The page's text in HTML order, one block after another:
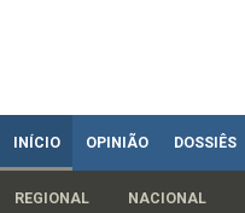
INÍCIO OPINIÃO DOSSIÊS
REGIONAL NACIONAL